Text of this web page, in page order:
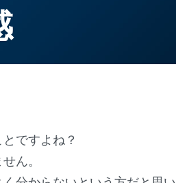
とですよね？
ん。